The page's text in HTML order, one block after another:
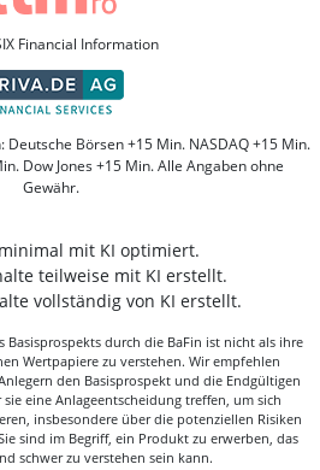
Financial Information
Börsen +15 Min. NASDAQ +15 Min.
Dow Jones +15 Min. Alle Angaben ohne
Gewähr.
mit KI optimiert.
teilweise mit KI erstellt.
vollständig von KI erstellt.
Basisprospekts durch die BaFin ist nicht als ihre
Wertpapiere zu verstehen. Wir empfehlen
den Basisprospekt und die Endgültigen
eine Anlageentscheidung treffen, um sich
insbesondere über die potenziellen Risiken
sind im Begriff, ein Produkt zu erwerben, das
schwer zu verstehen sein kann.